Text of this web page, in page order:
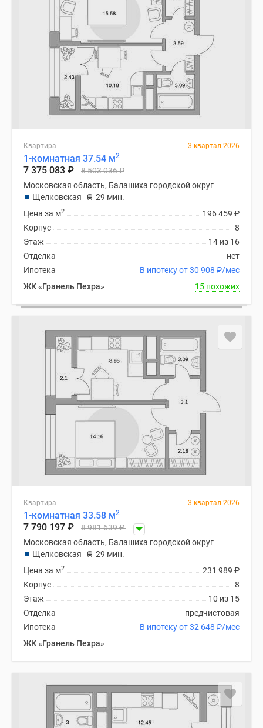
Квартира 3 квартал 2026
1-комнатная 37.54 м2
7 375 083 ₽ 8 503 036₽
Московская область, Балашиха городской округ
Щелковская
29 мин.
196 459 ₽
Цена за м2
8
Корпус
14 из 16
Этаж
нет
Отделка
В ипотеку от 30 908 ₽/мес
Ипотека
ЖК «Гранель Пехра»
15 похожих
Квартира 3 квартал 2026
1-комнатная 33.58 м2
7 790 197 ₽ 8 981 639₽
Московская область, Балашиха городской округ
Щелковская
29 мин.
231 989 ₽
Цена за м2
8
Корпус
10 из 15
Этаж
предчистовая
Отделка
В ипотеку от 32 648 ₽/мес
Ипотека
ЖК «Гранель Пехра»